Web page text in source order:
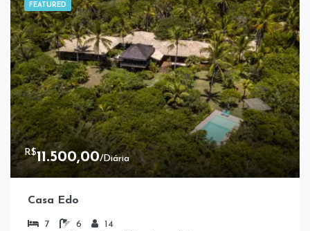
FEATURED
R$11.500,00/Diária
Casa Edo
7 6
14